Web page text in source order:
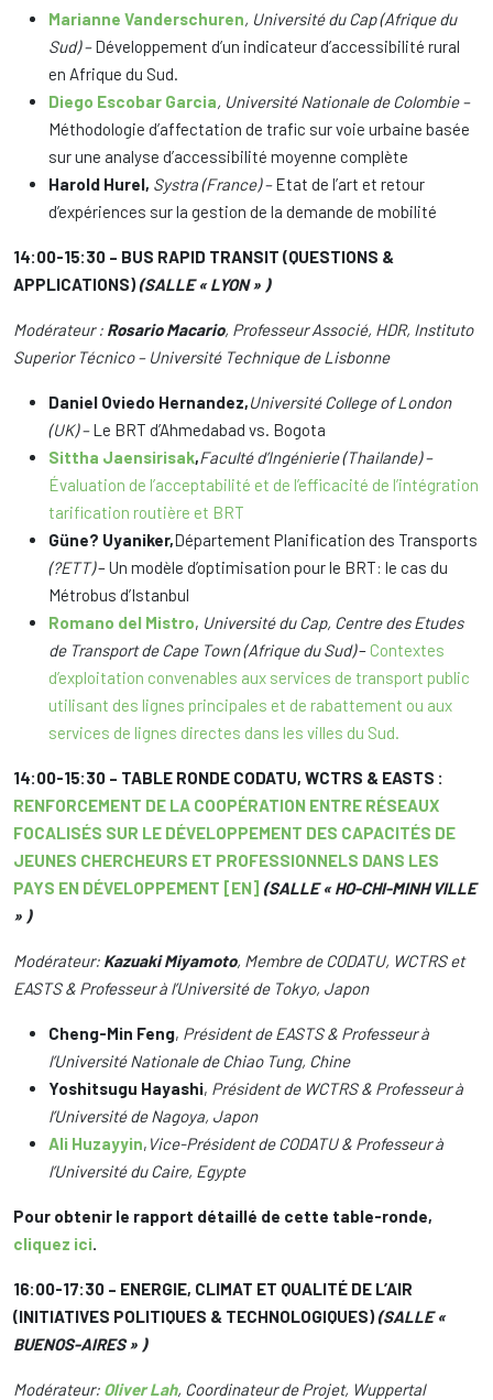
Marianne Vanderschuren, Université du Cap (Afrique du
Sud) –Développement d’un indicateur d’accessibilité rural
en Afrique du Sud.
Diego Escobar Garcia, Université Nationale de Colombie –
Méthodologie d’affectation de trafic sur voie urbaine basée
sur une analyse d’accessibilité moyenne complète
Harold Hurel, Systra (France) –Etat de l’art et retour
d’expériences sur la gestion de la demande de mobilité
14:00-15:30 – BUS RAPID TRANSIT (QUESTIONS &
APPLICATIONS)(SALLE « LYON » )
Modérateur : Rosario Macario, Professeur Associé, HDR, Instituto
Superior Técnico – Université Technique de Lisbonne
Daniel Oviedo Hernandez,Université College of London
(UK) –Le BRT d’Ahmedabad vs. Bogota
Sittha Jaensirisak,Faculté d’Ingénierie (Thailande) –
Évaluation de l’acceptabilité et de l’efficacité de l’intégration
tarification routière et BRT
Güne? Uyaniker,Département Planification des Transports
(?ETT)– Un modèle d’optimisation pour le BRT: le cas du
Métrobus d’Istanbul
Romano del Mistro, Université du Cap, Centre des Etudes
de Transport de Cape Town (Afrique du Sud)– Contextes
d’exploitation convenables aux services de transport public
utilisant des lignes principales et de rabattement ou aux
services de lignes directes dans les villes du Sud.
14:00-15:30 – TABLE RONDE CODATU, WCTRS & EASTS :
RENFORCEMENT DE LA COOPÉRATION ENTRE RÉSEAUX
FOCALISÉS SUR LE DÉVELOPPEMENT DES CAPACITÉS DE
JEUNES CHERCHEURS ET PROFESSIONNELS DANS LES
PAYS EN DÉVELOPPEMENT [EN] (SALLE « HO-CHI-MINH VILLE
» )
Modérateur: Kazuaki Miyamoto, Membre de CODATU, WCTRS et
EASTS & Professeur à l’Université de Tokyo, Japon
Cheng-Min Feng, Président de EASTS & Professeur à
l’Université Nationale de Chiao Tung, Chine
Yoshitsugu Hayashi, Président de WCTRS & Professeur à
l’Université de Nagoya, Japon
Ali Huzayyin, Vice-Président de CODATU & Professeur à
l’Université du Caire, Egypte
Pour obtenir le rapport détaillé de cette table-ronde,
cliquez ici.
16:00-17:30 – ENERGIE, CLIMAT ET QUALITÉ DE L’AIR
(INITIATIVES POLITIQUES & TECHNOLOGIQUES)(SALLE «
BUENOS-AIRES » )
Modérateur: Oliver Lah, Coordinateur de Projet, Wuppertal